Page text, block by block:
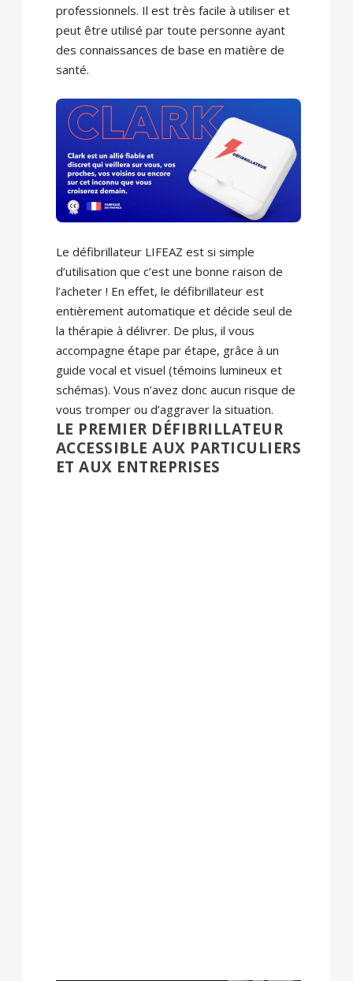
professionnels. Il est très facile à utiliser et
peut être utilisé par toute personne ayant
des connaissances de base en matière de
santé.
Le défibrillateur LIFEAZ est si simple
d’utilisation que c’est une bonne raison de
l’acheter ! En effet, le défibrillateur est
entièrement automatique et décide seul de
la thérapie à délivrer. De plus, il vous
accompagne étape par étape, grâce à un
guide vocal et visuel (témoins lumineux et
schémas). Vous n’avez donc aucun risque de
vous tromper ou d’aggraver la situation.
LE PREMIER DÉFIBRILLATEUR
ACCESSIBLE AUX PARTICULIERS
ET AUX ENTREPRISES